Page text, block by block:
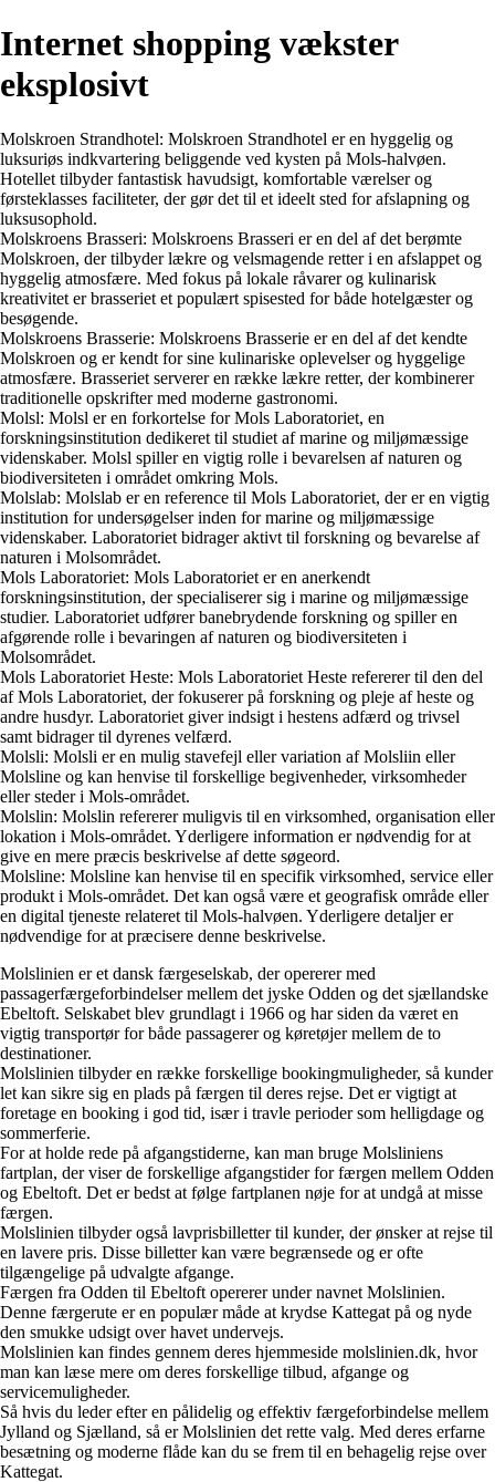
Internet shopping vækster
eksplosivt
Molskroen Strandhotel: Molskroen Strandhotel er en hyggelig og
luksuriøs indkvartering beliggende ved kysten på Mols-halvøen.
Hotellet tilbyder fantastisk havudsigt, komfortable værelser og
førsteklasses faciliteter, der gør det til et ideelt sted for afslapning og
luksusophold.
Molskroens Brasseri: Molskroens Brasseri er en del af det berømte
Molskroen, der tilbyder lækre og velsmagende retter i en afslappet og
hyggelig atmosfære. Med fokus på lokale råvarer og kulinarisk
kreativitet er brasseriet et populært spisested for både hotelgæster og
besøgende.
Molskroens Brasserie: Molskroens Brasserie er en del af det kendte
Molskroen og er kendt for sine kulinariske oplevelser og hyggelige
atmosfære. Brasseriet serverer en række lækre retter, der kombinerer
traditionelle opskrifter med moderne gastronomi.
Molsl: Molsl er en forkortelse for Mols Laboratoriet, en
forskningsinstitution dedikeret til studiet af marine og miljømæssige
videnskaber. Molsl spiller en vigtig rolle i bevarelsen af naturen og
biodiversiteten i området omkring Mols.
Molslab: Molslab er en reference til Mols Laboratoriet, der er en vigtig
institution for undersøgelser inden for marine og miljømæssige
videnskaber. Laboratoriet bidrager aktivt til forskning og bevarelse af
naturen i Molsområdet.
Mols Laboratoriet: Mols Laboratoriet er en anerkendt
forskningsinstitution, der specialiserer sig i marine og miljømæssige
studier. Laboratoriet udfører banebrydende forskning og spiller en
afgørende rolle i bevaringen af naturen og biodiversiteten i
Molsområdet.
Mols Laboratoriet Heste: Mols Laboratoriet Heste refererer til den del
af Mols Laboratoriet, der fokuserer på forskning og pleje af heste og
andre husdyr. Laboratoriet giver indsigt i hestens adfærd og trivsel
samt bidrager til dyrenes velfærd.
Molsli: Molsli er en mulig stavefejl eller variation af Molsliin eller
Molsline og kan henvise til forskellige begivenheder, virksomheder
eller steder i Mols-området.
Molslin: Molslin refererer muligvis til en virksomhed, organisation eller
lokation i Mols-området. Yderligere information er nødvendig for at
give en mere præcis beskrivelse af dette søgeord.
Molsline: Molsline kan henvise til en specifik virksomhed, service eller
produkt i Mols-området. Det kan også være et geografisk område eller
en digital tjeneste relateret til Mols-halvøen. Yderligere detaljer er
nødvendige for at præcisere denne beskrivelse.
Molslinien er et dansk færgeselskab, der opererer med
passagerfærgeforbindelser mellem det jyske Odden og det sjællandske
Ebeltoft. Selskabet blev grundlagt i 1966 og har siden da været en
vigtig transportør for både passagerer og køretøjer mellem de to
destinationer.
Molslinien tilbyder en række forskellige bookingmuligheder, så kunder
let kan sikre sig en plads på færgen til deres rejse. Det er vigtigt at
foretage en booking i god tid, især i travle perioder som helligdage og
sommerferie.
For at holde rede på afgangstiderne, kan man bruge Molsliniens
fartplan, der viser de forskellige afgangstider for færgen mellem Odden
og Ebeltoft. Det er bedst at følge fartplanen nøje for at undgå at misse
færgen.
Molslinien tilbyder også lavprisbilletter til kunder, der ønsker at rejse til
en lavere pris. Disse billetter kan være begrænsede og er ofte
tilgængelige på udvalgte afgange.
Færgen fra Odden til Ebeltoft opererer under navnet Molslinien.
Denne færgerute er en populær måde at krydse Kattegat på og nyde
den smukke udsigt over havet undervejs.
Molslinien kan findes gennem deres hjemmeside molslinien.dk, hvor
man kan læse mere om deres forskellige tilbud, afgange og
servicemuligheder.
Så hvis du leder efter en pålidelig og effektiv færgeforbindelse mellem
Jylland og Sjælland, så er Molslinien det rette valg. Med deres erfarne
besætning og moderne flåde kan du se frem til en behagelig rejse over
Kattegat.